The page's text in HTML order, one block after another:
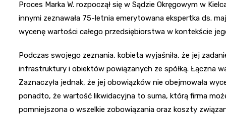
Proces Marka W. rozpoczął się w Sądzie Okręgowym w
innymi zeznawała 75-letnia emerytowana ekspertka ds.
wycenę wartości całego przedsiębiorstwa w kontekście
Podczas swojego zeznania, kobieta wyjaśniła, że jej
infrastruktury i obiektów powiązanych ze spółką. Łączna
Zaznaczyła jednak, że jej obowiązków nie obejmowała
ponadto, że wartość likwidacyjna to suma, którą firma
pomniejszona o wszelkie zobowiązania oraz koszty